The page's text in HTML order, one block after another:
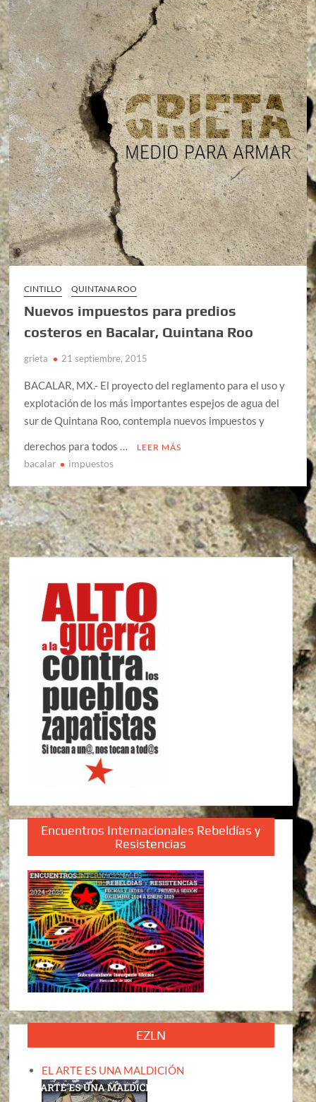
CINTILLO QUINTANA ROO
Nuevos impuestos para predios
costeros en Bacalar, Quintana Roo
grieta 21 septiembre, 2015
BACALAR, MX.- El proyecto del reglamento para el uso y
explotación de los más importantes espejos de agua del
sur de Quintana Roo, contempla nuevos impuestos y
derechos para todos …
LEER MÁS
bacalar impuestos
Encuentros Internacionales Rebeldías y
Resistencias
EZLN
EL ARTE ES UNA MALDICIÓN